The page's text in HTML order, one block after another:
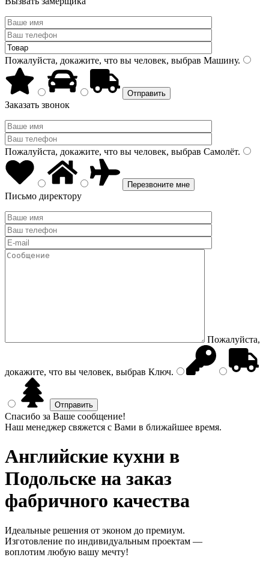
Пожалуйста, докажите, что вы человек, выбрав Машину.
Заказать звонок
Пожалуйста, докажите, что вы человек, выбрав Самолёт.
Письмо директору
Пожалуйста,
докажите, что вы человек, выбрав Ключ.
Спасибо за Ваше сообщение!
Наш менеджер свяжется с Вами в ближайшее время.
Английские кухни в
Подольске на заказ
фабричного качества
Идеальные решения от эконом до премиум.
Изготовление по индивидуальным проектам —
воплотим любую вашу мечту!